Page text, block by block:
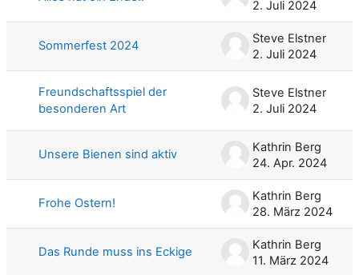
2. Juli 2024
Sommerfest 2024
Steve Elstner
2. Juli 2024
Freundschaftsspiel der
besonderen Art
Steve Elstner
2. Juli 2024
Unsere Bienen sind aktiv
Kathrin Berg
24. Apr. 2024
Frohe Ostern!
Kathrin Berg
28. März 2024
Das Runde muss ins Eckige
Kathrin Berg
11. März 2024